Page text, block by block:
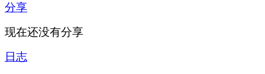
分享
现在还没有分享
日志